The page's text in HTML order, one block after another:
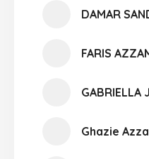
DAMAR
FARIS
GABRIELLA
Ghazie